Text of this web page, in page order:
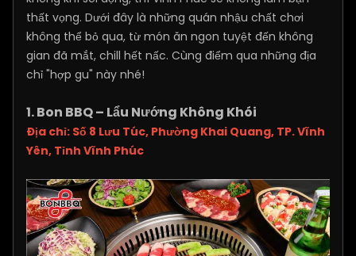
thất vọng. Dưới đây là những quán nhậu chất chơi
không thể bỏ qua, từ món ăn ngon tuyệt đến không
gian đã mắt, chill hết nấc. Cùng điểm qua những địa
chỉ "hợp gu" này nhé!
1. Bon BBQ – Lẩu Nướng Không Khói
Địa chỉ: Số 8 Lưu Túc, Phường Khai Quang, TP. Vĩnh
Yên, Tỉnh Vĩnh Phúc